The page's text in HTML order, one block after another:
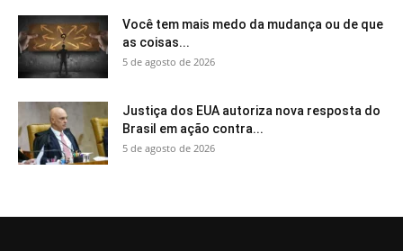
Você tem mais medo da mudança ou de que
as coisas...
5 de agosto de 2026
Justiça dos EUA autoriza nova resposta do
Brasil em ação contra...
5 de agosto de 2026